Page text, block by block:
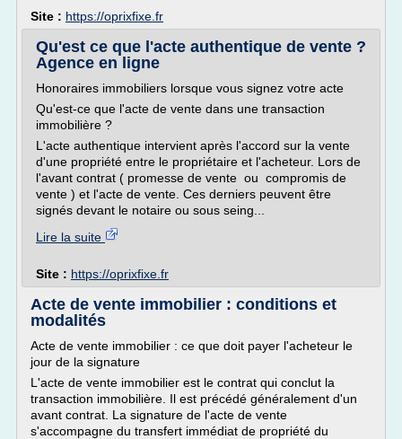
Site : https://oprixfixe.fr
Qu'est ce que l'acte authentique de vente ?
Agence en ligne
Honoraires immobiliers lorsque vous signez votre acte
Qu'est-ce que l'acte de vente dans une transaction
immobilière ?
L'acte authentique intervient après l'accord sur la vente
d'une propriété entre le propriétaire et l'acheteur. Lors de
l'avant contrat ( promesse de vente ou compromis de
vente ) et l'acte de vente. Ces derniers peuvent être
signés devant le notaire ou sous seing...
Lire la suite
Site : https://oprixfixe.fr
Acte de vente immobilier : conditions et
modalités
Acte de vente immobilier : ce que doit payer l'acheteur le
jour de la signature
L'acte de vente immobilier est le contrat qui conclut la
transaction immobilière. Il est précédé généralement d'un
avant contrat. La signature de l'acte de vente
s'accompagne du transfert immédiat de propriété du